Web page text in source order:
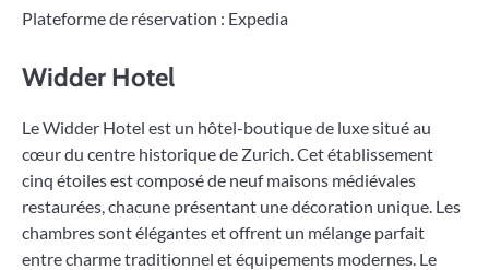
Plateforme de réservation : Expedia
Widder Hotel
Le Widder Hotel est un hôtel-boutique de luxe situé au
cœur du centre historique de Zurich. Cet établissement
cinq étoiles est composé de neuf maisons médiévales
restaurées, chacune présentant une décoration unique. Les
chambres sont élégantes et offrent un mélange parfait
entre charme traditionnel et équipements modernes. Le